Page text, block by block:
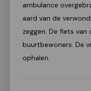
ambulance
aard van de
zeggen. De fiets
buurtbewoners. De
ophalen.